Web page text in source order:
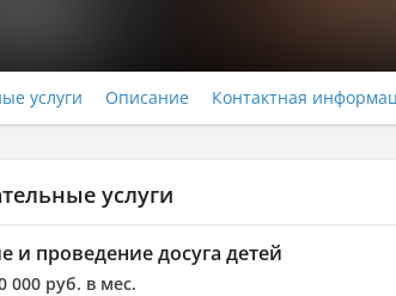
услуги Описание Контактная
услуги
и проведение досуга детей
000 руб. в мес.